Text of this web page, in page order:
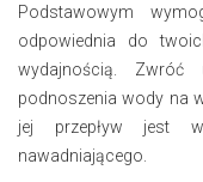
Podstawowym
odpowiednia do
wydajnością.
podnoszenia wody na
jej przepływ jest
nawadniającego.